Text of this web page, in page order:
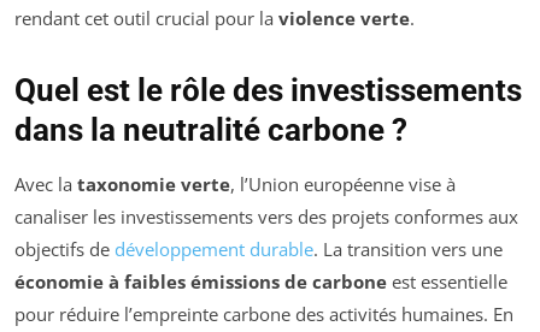
rendant cet outil crucial pour la violence verte.
Quel est le rôle des investissements
dans la neutralité carbone ?
Avec la taxonomie verte, l’Union européenne vise à
canaliser les investissements vers des projets conformes aux
objectifs de développement durable. La transition vers une
économie à faibles émissions de carbone est essentielle
pour réduire l’empreinte carbone des activités humaines. En